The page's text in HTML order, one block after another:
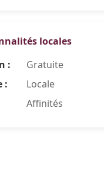
locales
:
Gratuite
:
Locale
Affinités